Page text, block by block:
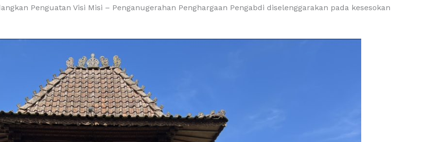
Penguatan Visi Misi – Penganugerahan Penghargaan Pengabdi diselenggarakan pada kesesokan